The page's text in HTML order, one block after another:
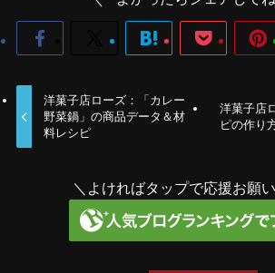
洋菓子店ローズ：「カレー
野菜鍋」の商品データ＆材
料レシピ
洋菓子店
ピの作り
＼よければタップで応援お願